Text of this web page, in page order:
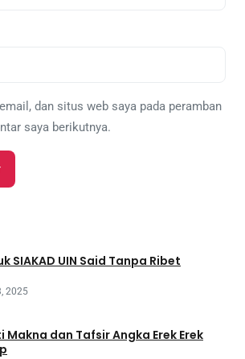
dan situs web saya pada peramban
saya berikutnya.
SIAKAD UIN Said Tanpa Ribet
2025
Makna dan Tafsir Angka Erek Erek